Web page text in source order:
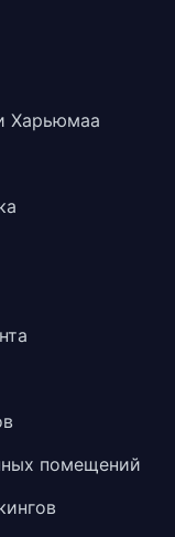
Харьюмаа
помещений